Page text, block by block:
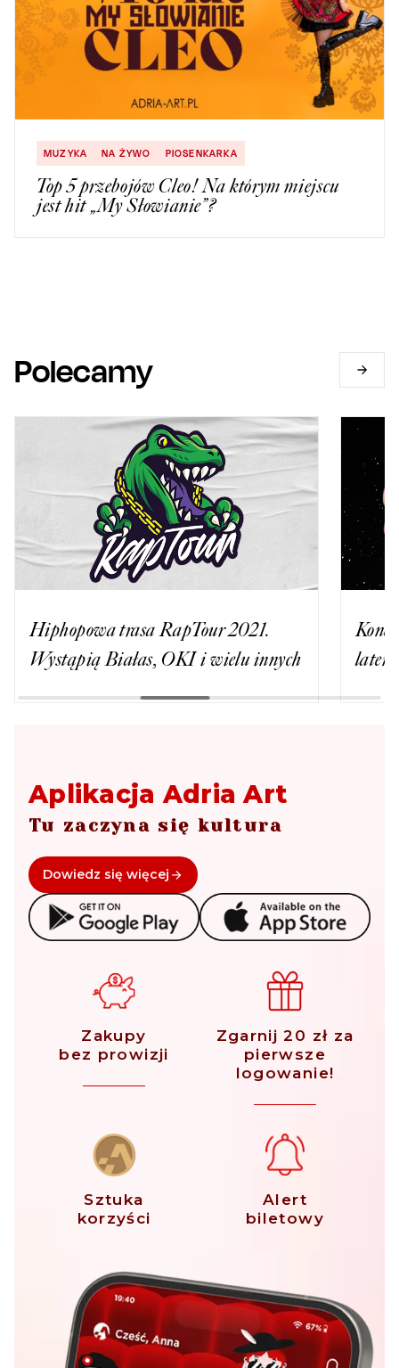
MUZYKA NA ŻYWO PIOSENKARKA
Top 5 przebojów Cleo! Na którym miejscu
jest hit „My Słowianie”?
Polecamy
Hiphopowa trasa RapTour 2021.
Wystąpią Białas, OKI i wielu innych
Aplikacja Adria Art
Tu zaczyna się kultura
Dowiedz się więcej
Zakupy
bez prowizji
Zgarnij 20 zł za
pierwsze
logowanie!
Sztuka
korzyści
Alert
biletowy